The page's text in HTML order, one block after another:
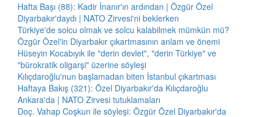
Hafta Başı (88): Kadir İnanır'ın ardından | Özgür Özel
Diyarbakır'daydı | NATO Zirvesi'ni beklerken
Türkiye'de solcu olmak ve solcu kalabilmek mümkün mü?
Özgür Özel'in Diyarbakır çıkartmasının anlam ve önemi
Hüseyin Kocabıyık ile "derin devlet", "derin Türkiye" ve
"bürokratik oligarşi" üzerine söyleşi
Kılıçdaroğlu'nun başlamadan biten İstanbul çıkartması
Haftaya Bakış (321): Özel Diyarbakır'da Kılıçdaroğlu
Ankara'da | NATO Zirvesi tutuklamaları
Doç. Vahap Coşkun ile söyleşi: Özgür Özel Diyarbakır'da